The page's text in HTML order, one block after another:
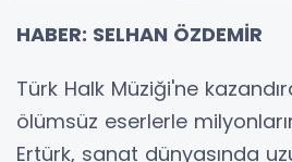
HABER: SELHAN ÖZDEMİR
Türk Halk Müziği'ne
ölümsüz eserlerle
Ertürk, sanat dünyasında